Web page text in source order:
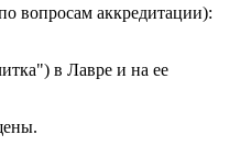
вопросам аккредитации):
в Лавре и на ее